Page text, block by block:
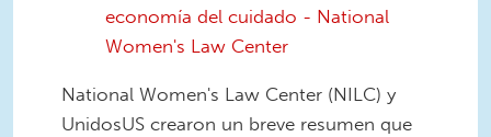
economía del cuidado - National
Women's Law Center
National Women's Law Center (NILC) y
UnidosUS crearon un breve resumen que